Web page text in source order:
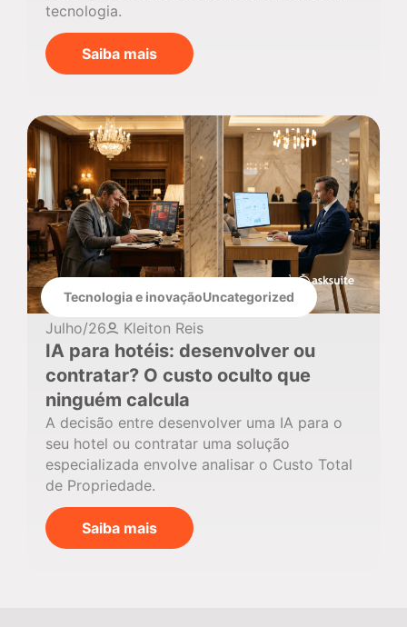
tecnologia.
Saiba mais
Tecnologia e inovaçãoUncategorized
Julho/26 Kleiton Reis
IA para hotéis: desenvolver ou
contratar? O custo oculto que
ninguém calcula
A decisão entre desenvolver uma IA para o
seu hotel ou contratar uma solução
especializada envolve analisar o Custo Total
de Propriedade.
Saiba mais